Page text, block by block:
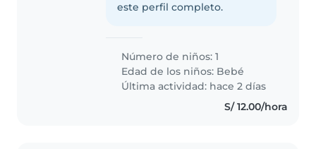
este perfil completo.
Número de niños: 1
Edad de los niños: Bebé
Última actividad: hace 2 días
S/ 12.00/hora